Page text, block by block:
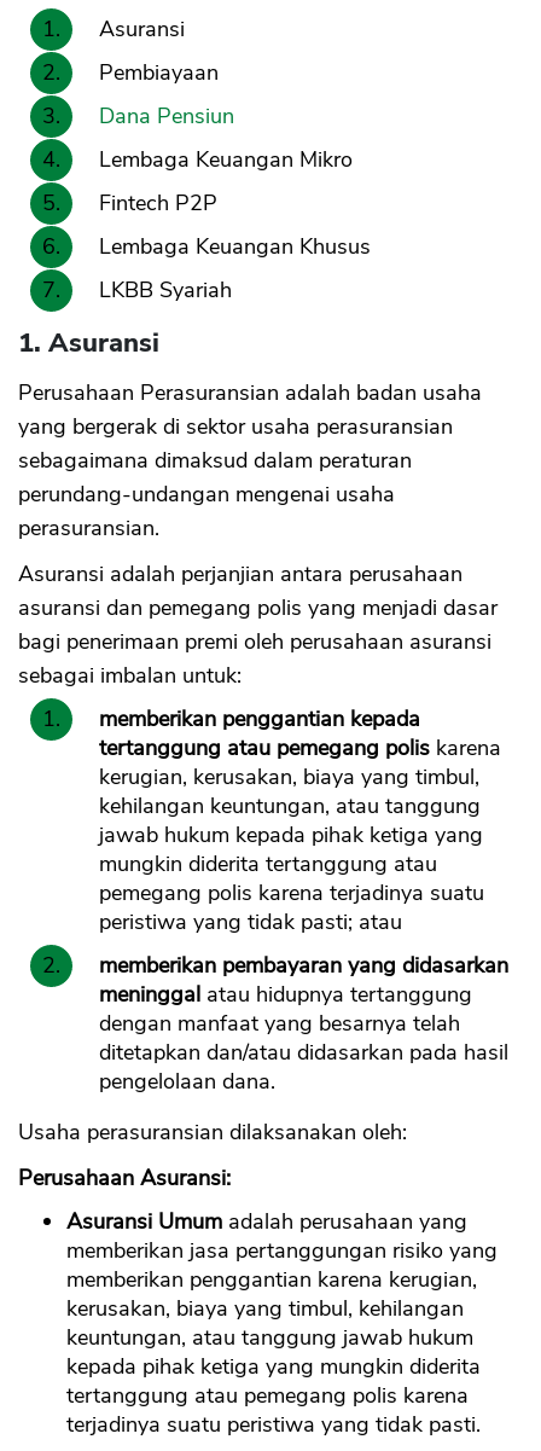
Asuransi
Pembiayaan
Dana Pensiun
Lembaga Keuangan Mikro
Fintech P2P
Lembaga Keuangan Khusus
LKBB Syariah
1. Asuransi
Perusahaan Perasuransian adalah badan usaha
yang bergerak di sektor usaha perasuransian
sebagaimana dimaksud dalam peraturan
perundang-undangan mengenai usaha
perasuransian.
Asuransi adalah perjanjian antara perusahaan
asuransi dan pemegang polis yang menjadi dasar
bagi penerimaan premi oleh perusahaan asuransi
sebagai imbalan untuk:
memberikan penggantian kepada
tertanggung atau pemegang polis karena
kerugian, kerusakan, biaya yang timbul,
kehilangan keuntungan, atau tanggung
jawab hukum kepada pihak ketiga yang
mungkin diderita tertanggung atau
pemegang polis karena terjadinya suatu
peristiwa yang tidak pasti; atau
memberikan pembayaran yang didasarkan
meninggal atau hidupnya tertanggung
dengan manfaat yang besarnya telah
ditetapkan dan/atau didasarkan pada hasil
pengelolaan dana.
Usaha perasuransian dilaksanakan oleh:
Perusahaan Asuransi:
Asuransi Umum adalah perusahaan yang
memberikan jasa pertanggungan risiko yang
memberikan penggantian karena kerugian,
kerusakan, biaya yang timbul, kehilangan
keuntungan, atau tanggung jawab hukum
kepada pihak ketiga yang mungkin diderita
tertanggung atau pemegang polis karena
terjadinya suatu peristiwa yang tidak pasti.